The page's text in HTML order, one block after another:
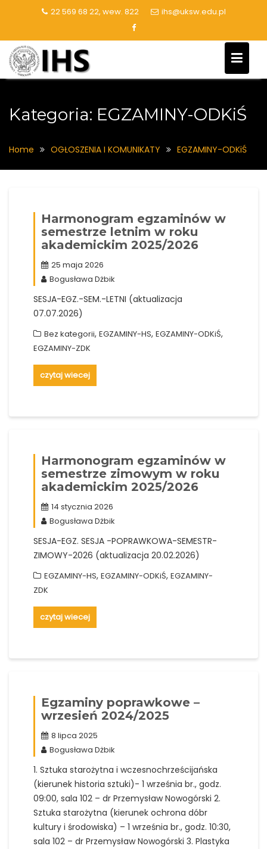
22 569 68 22, wew. 822 ihs@uksw.edu.pl
Kategoria: EGZAMINY-ODKiŚ
Home OGŁOSZENIA I KOMUNIKATY EGZAMINY-ODKiŚ
Harmonogram egzaminów w
semestrze letnim w roku
akademickim 2025/2026
25 maja 2026
Bogusława Dżbik
SESJA-EGZ.-SEM.-LETNI (aktualizacja
07.07.2026)
Bez kategorii, EGZAMINY-HS, EGZAMINY-ODKiŚ,
EGZAMINY-ZDK
czytaj wiecej
Harmonogram egzaminów w
semestrze zimowym w roku
akademickim 2025/2026
14 stycznia 2026
Bogusława Dżbik
SESJA-EGZ. SESJA -POPRAWKOWA-SEMESTR-
ZIMOWY-2026 (aktualizacja 20.02.2026)
EGZAMINY-HS, EGZAMINY-ODKiŚ, EGZAMINY-
ZDK
czytaj wiecej
Egzaminy poprawkowe –
wrzesień 2024/2025
8 lipca 2025
Bogusława Dżbik
1. Sztuka starożytna i wczesnochrześcijańska
(kierunek historia sztuki)- 1 września br., godz.
09:00, sala 102 – dr Przemysław Nowogórski 2.
Sztuka starożytna (kierunek ochrona dóbr
kultury i środowiska) – 1 września br., godz. 10:30,
sala 102 – dr Przemysław Nowogórski 3. Plastyka